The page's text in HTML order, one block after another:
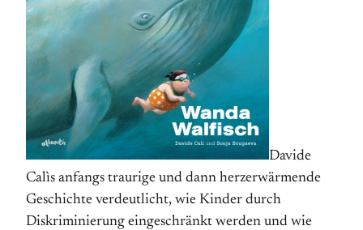
Davide
Calìs anfangs traurige und dann herz­­erwärmende
Geschichte verdeutlicht, wie Kinder durch
Diskriminierung ein­geschränkt werden und wie